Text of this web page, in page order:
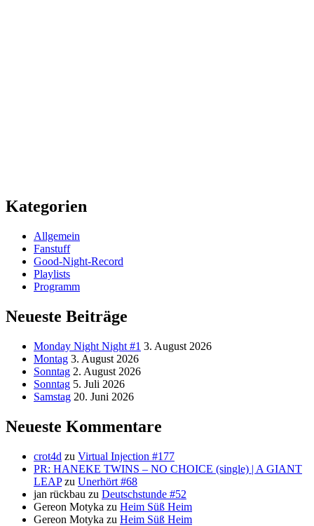
Kategorien
Allgemein
Fanstuff
Good-Night-Record
Playlists
Programm
Neueste Beiträge
Monday Night Night #1 3. August 2026
Montag 3. August 2026
Sonntag 2. August 2026
Sonntag 5. Juli 2026
Samstag 20. Juni 2026
Neueste Kommentare
crot4d zu Virtual Injection #177
PR: HANEKE TWINS – NO CHOICE (single) | A GIANT
LEAPzu Unerhört #68
jan rückbau zu Deutschstunde #52
Gereon Motyka zu Heim Süß Heim
Gereon Motyka zu Heim Süß Heim